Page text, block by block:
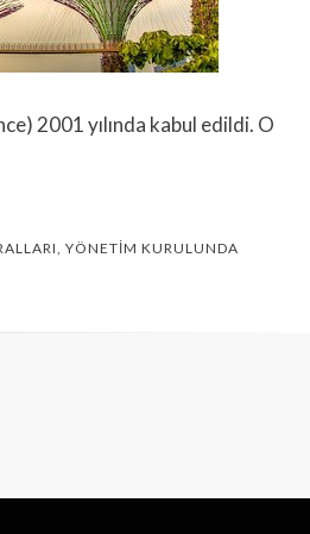
2001 yılında kabul edildi. O
, YÖNETIM KURULUNDA